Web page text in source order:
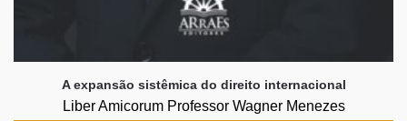
A expansão sistêmica do direito internacional
Liber Amicorum Professor Wagner Menezes